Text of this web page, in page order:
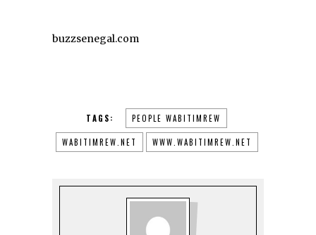
buzzsenegal.com
TAGS: PEOPLE WABITIMREW
WABITIMREW.NET WWW.WABITIMREW.NET